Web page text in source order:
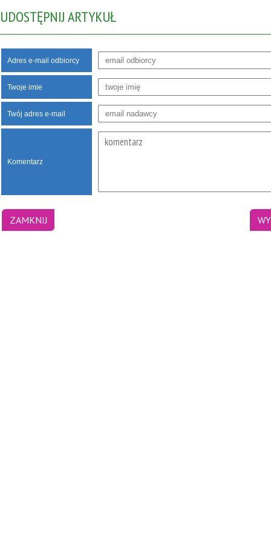
UDOSTĘPNIJ ARTYKUŁ
Adres e-mail odbiorcy
Twoje imie
Twój adres e-mail
Komentarz